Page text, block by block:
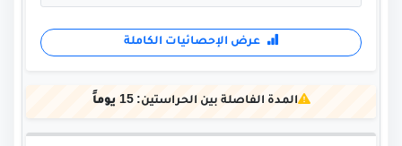
عرض الإحصائيات الكاملة
المدة الفاصلة بين الحراستين:15 يوماً